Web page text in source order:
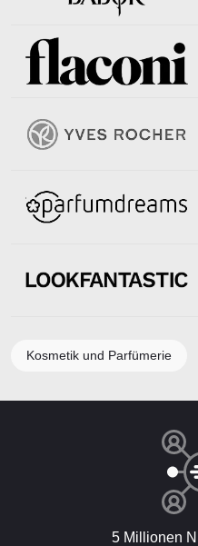
Kosmetik und Parfümerie
5 Millionen